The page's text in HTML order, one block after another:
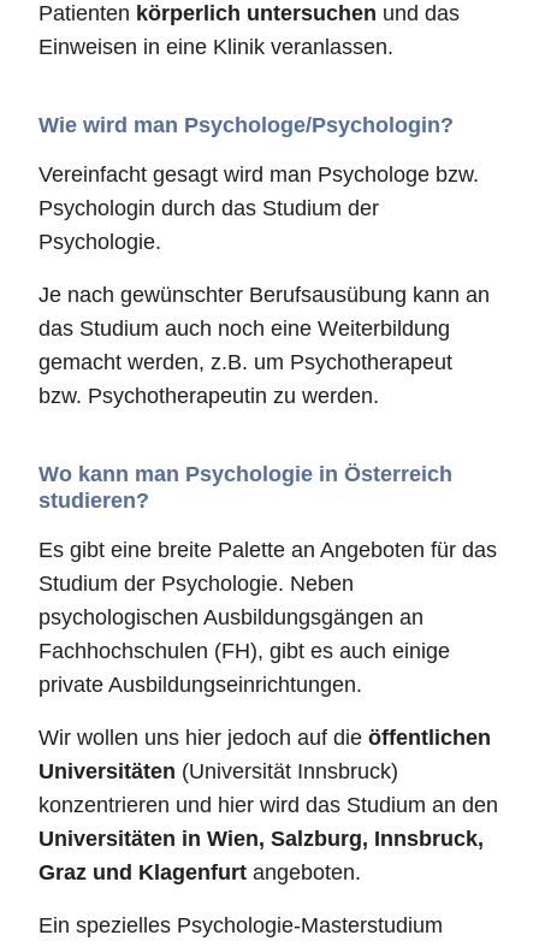
Patienten körperlich untersuchen und das
Einweisen in eine Klinik veranlassen.
Wie wird man Psychologe/Psychologin?
Vereinfacht gesagt wird man Psychologe bzw.
Psychologin durch das Studium der
Psychologie.
Je nach gewünschter Berufsausübung kann an
das Studium auch noch eine Weiterbildung
gemacht werden, z.B. um Psychotherapeut
bzw. Psychotherapeutin zu werden.
Wo kann man Psychologie in Österreich
studieren?
Es gibt eine breite Palette an Angeboten für das
Studium der Psychologie. Neben
psychologischen Ausbildungsgängen an
Fachhochschulen (FH), gibt es auch einige
private Ausbildungseinrichtungen.
Wir wollen uns hier jedoch auf die öffentlichen
Universitäten (Universität Innsbruck)
konzentrieren und hier wird das Studium an den
Universitäten in Wien, Salzburg, Innsbruck,
Graz und Klagenfurt angeboten.
Ein spezielles Psychologie-Masterstudium